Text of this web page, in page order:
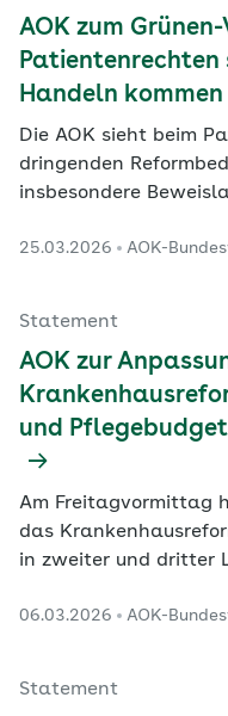
Beschluss der…
AOK zum
Patientenrechten
Handeln kommen
Die AOK sieht beim
dringenden
insbesondere
Stellungnahme zur
25.03.2026 AOK-
Statement
AOK zur
und
Am Freitagvormittag
das
in zweiter und dritter
beraten.
06.03.2026 AOK-
Statement